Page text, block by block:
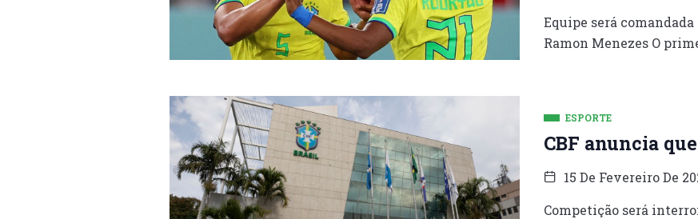
Equipe será
Ramon Menezes O
ESPORTE
CBF anuncia
15 De Fevereiro De
Competição será